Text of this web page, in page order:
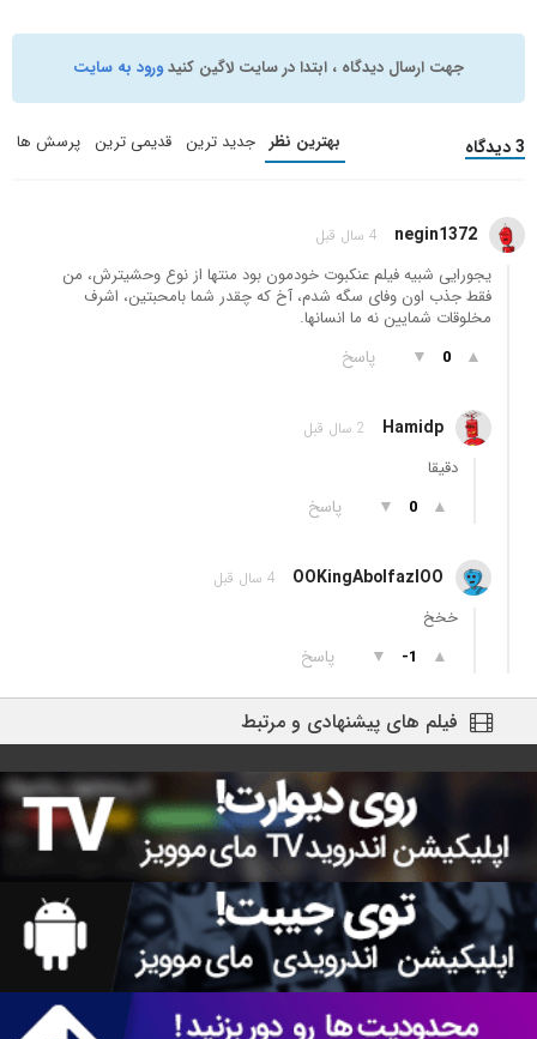
جهت ارسال دیدگاه ، ابتدا در سایت لاگین کنیدورود به سایت
3 دیدگاه بهترین نظر جدید ترین قدیمی ترین پرسش ها
negin1372 4 سال قبل
یجورایی شبیه فیلم عنکبوت خودمون بود منتها از نوع وحشیترش، من
فقط جذب اون وفای سگه شدم، آخ که چقدر شما بامحبتین، اشرف
مخلوقات شمایین نه ما انسانها.
▲
0
▼ پاسخ
Hamidp 2 سال قبل
دقیقا
▲
0
▼ پاسخ
OOKingAbolfazlOO 4 سال قبل
خخخ
▲
-1
▼ پاسخ
فیلم های پیشنهادی و مرتبط